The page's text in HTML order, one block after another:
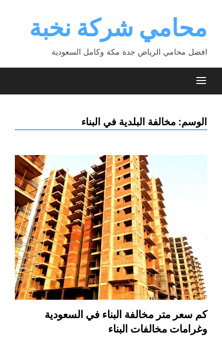
contentمحامي شركة نخبة
افضل محامي الرياض جدة مكة وكامل السعودية
الوسم: مخالفة البلدية في البناء
كم سعر متر مخالفة البناء في السعودية
وغرامات مخالفات البناء